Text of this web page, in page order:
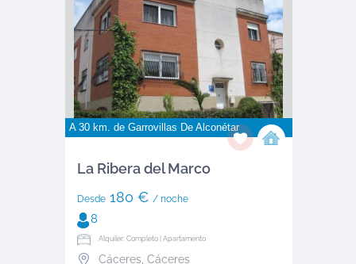
A 30 km. de Garrovillas De Alconétar
La Ribera del Marco
Desde180 € / noche
8
Alquiler: Completo | Apartamento
Cáceres, Cáceres